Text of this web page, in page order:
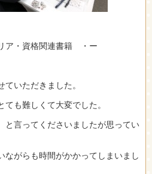
・資格関連書籍 ・ー
いただきました。
も難しくて大変でした。
と言ってくださいましたが思ってい
ながらも時間がかかってしまいまし